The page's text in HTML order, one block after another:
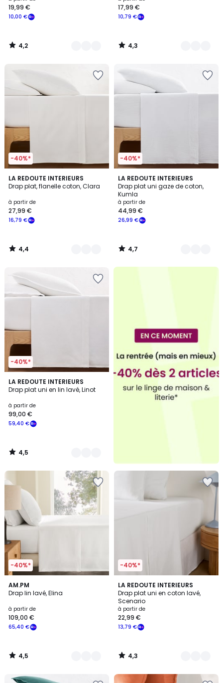
à
partir
19,99
€
programme
pour
la
place
10,00
€.
10,00 €
19,99 €
4,2
/
10,79 €
17,99 €
4,3
/
-40%*
LA REDOUTE INTERIEURS
Drap plat, flanelle coton, Clara
à partir de
16,79 €
27,99 €
4,4
/ 5
6
Couleurs
4,4
/
-40%*
LA REDOUTE INTERIEURS
Drap plat uni gaze de coton,
Kumla
à partir de
26,99 €
44,99 €
4,7
/ 5
14
Couleurs
4,7
/
-40%*
LA REDOUTE INTERIEURS
Drap plat uni en lin lavé, Linot
à partir de
59,40 €
99,00 €
4,5
/ 5
20
Couleurs
4,5
/
-40%*
AM.PM
Drap lin lavé, Elina
à partir de
65,40 €
109,00 €
4,5
/ 5
23
Couleurs
4,5
/
-40%*
LA REDOUTE INTERIEURS
Drap plat uni en coton lavé,
Scenario
à partir de
13,79 €
22,99 €
4,3
/ 5
18
Couleurs
4,3
/